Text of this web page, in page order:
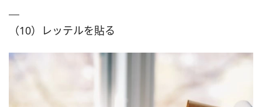
（10）レッテルを貼る